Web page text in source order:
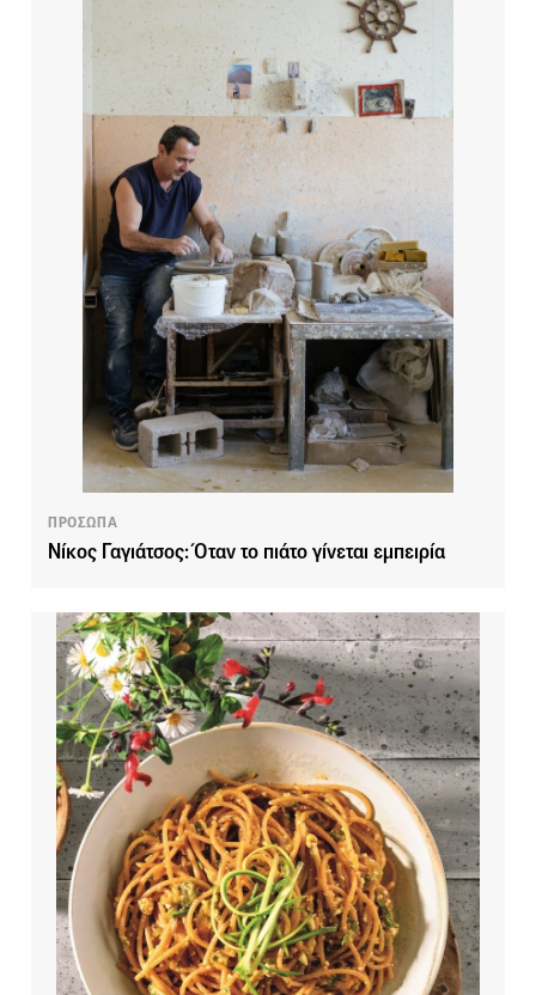
ΠΡΟΣΩΠΑ
Νίκος Γαγιάτσος: Όταν το πιάτο γίνεται εμπειρία